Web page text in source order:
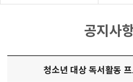
공지사
청소년 대상 독서활동